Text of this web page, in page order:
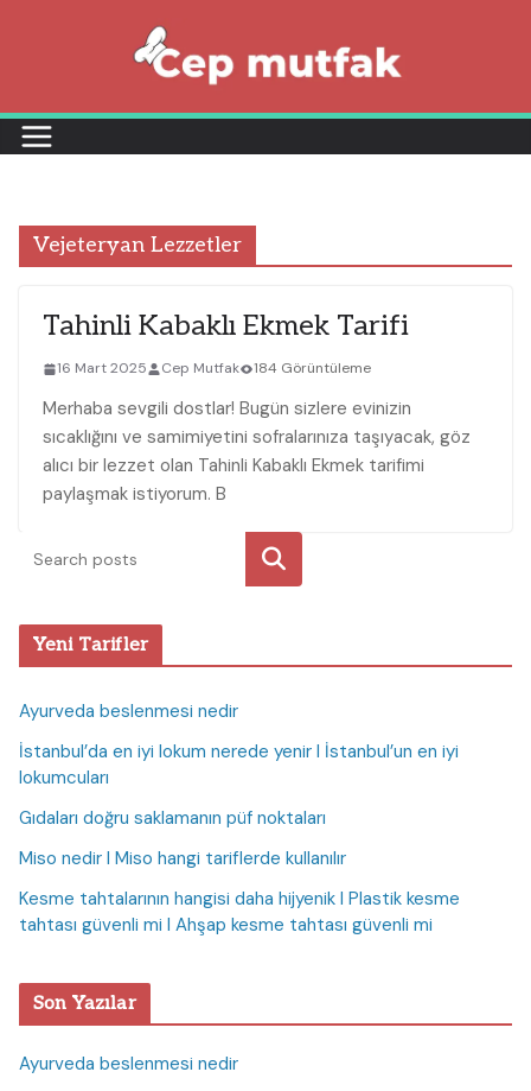
Vejeteryan Lezzetler
Tahinli Kabaklı Ekmek Tarifi
16 Mart 2025 Cep Mutfak 184 Görüntüleme
Merhaba sevgili dostlar! Bugün sizlere evinizin
sıcaklığını ve samimiyetini sofralarınıza taşıyacak, göz
alıcı bir lezzet olan Tahinli Kabaklı Ekmek tarifimi
paylaşmak istiyorum. B
Ara
Yeni Tarifler
Ayurveda beslenmesi nedir
İstanbul’da en iyi lokum nerede yenir I İstanbul’un en iyi
lokumcuları
Gıdaları doğru saklamanın püf noktaları
Miso nedir I Miso hangi tariflerde kullanılır
Kesme tahtalarının hangisi daha hijyenik I Plastik kesme
tahtası güvenli mi I Ahşap kesme tahtası güvenli mi
Son Yazılar
Ayurveda beslenmesi nedir